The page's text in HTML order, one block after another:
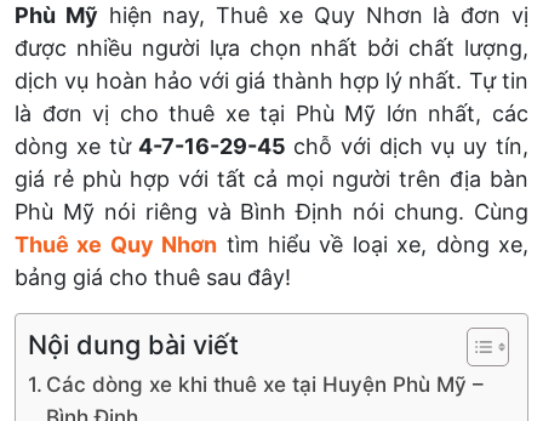
Phù Mỹ hiện nay, Thuê xe Quy Nhơn là đơn vị
được nhiều người lựa chọn nhất bởi chất lượng,
dịch vụ hoàn hảo với giá thành hợp lý nhất. Tự tin
là đơn vị cho thuê xe tại Phù Mỹ lớn nhất, các
dòng xe từ4-7-16-29-45 chỗ với dịch vụ uy tín,
giá rẻ phù hợp với tất cả mọi người trên địa bàn
Phù Mỹ nói riêng và Bình Định nói chung. Cùng
Thuê xe Quy Nhơn tìm hiểu về loại xe, dòng xe,
bảng giá cho thuê sau đây!
Nội dung bài viết
Các dòng xe khi thuê xe tại Huyện Phù Mỹ –